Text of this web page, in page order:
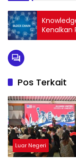
Kenalkan
Pos Terkait
Luar Negeri